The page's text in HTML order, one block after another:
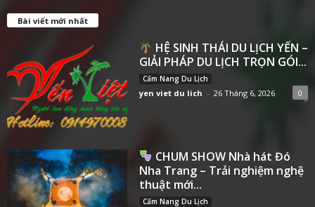
Bài viết mới nhất
HỆ SINH THÁI DU LỊCH YẾN –
GIẢI PHÁP DU LỊCH TRỌN GÓI...
Cẩm Nang Du Lịch
yen viet du lich - 26 Tháng 6, 2026 0
CHUM SHOW Nhà hát Đó
Nha Trang – Trải nghiệm nghệ
thuật mới...
Cẩm Nang Du Lịch